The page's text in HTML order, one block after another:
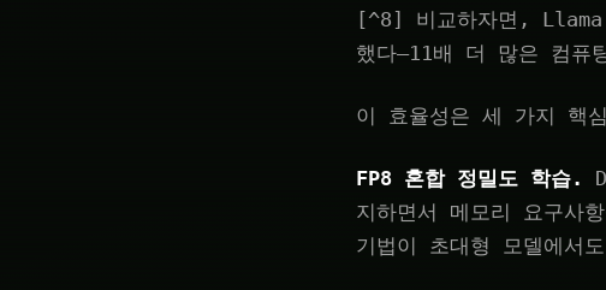
[^8] 비교하자면, Llama
했다—11배 더 많은 컴퓨
이 효율성은 세 가지 핵
FP8 혼합 정밀도 학습.
지하면서 메모리 요구사
기법이 초대형 모델에서